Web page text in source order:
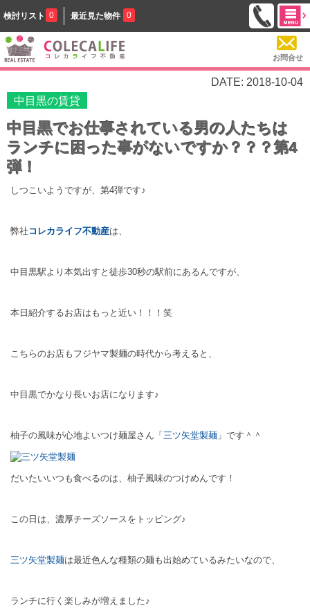
検討リスト 0 最近見た物件 0
お問合せ
DATE: 2018-10-04
中目黒の賃貸
中目黒でお仕事されている男の人たちは
ランチに困った事がないですか？？？第4
弾！
しつこいようですが、第4弾です♪
弊社 コレカライフ不動産は、
中目黒駅より本気出すと徒歩30秒の駅前にあるんですが、
本日紹介するお店はもっと近い！！！笑
こちらのお店もフジヤマ製麺の時代から考えると、
中目黒でかなり長いお店になります♪
柚子の風味が心地よいつけ麺屋さん「 三ツ矢堂製麺 」です＾＾
だいたいいつも食べるのは、柚子風味のつけめんです！
この日は、濃厚チーズソースをトッピング♪
三ツ矢堂製麺は最近色んな種類の麺も出始めているみたいなので、
ランチに行く楽しみが増えました♪